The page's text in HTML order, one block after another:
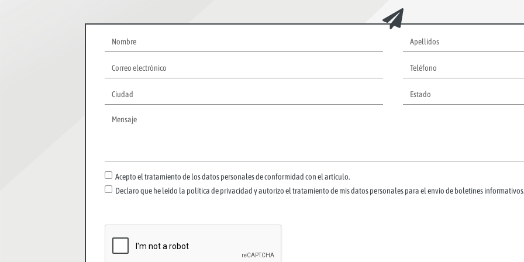
Acepto el tratamiento de los datos personales de conformidad con el artículo.
Declaro que he leído la política de privacidad y autorizo el tratamiento de mis datos personales para el envío de boletines informativos.